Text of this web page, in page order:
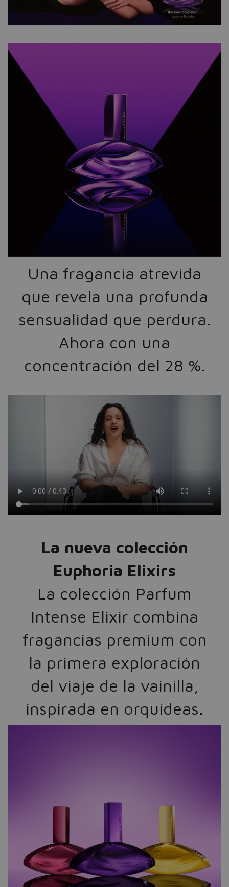
Una fragancia atrevida
que revela una profunda
sensualidad que perdura.
Ahora con una
concentración del 28 %.
La nueva colección
Euphoria Elixirs
La colección Parfum
Intense Elixir combina
fragancias premium con
la primera exploración
del viaje de la vainilla,
inspirada en orquídeas.